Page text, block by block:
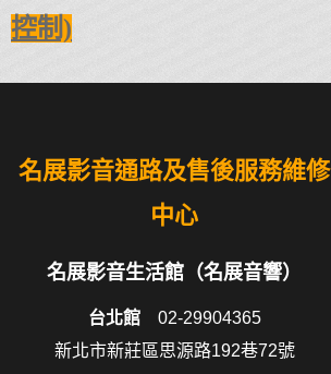
控制)
名展影音通路及售後服務維修
中心
名展影音生活館（名展音響）
台北館02-29904365
新北市新莊區思源路192巷72號